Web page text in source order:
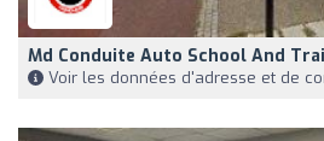
Md Conduite Auto School And
Voir les données d'adresse et de